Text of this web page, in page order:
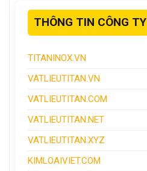
THÔNG TIN CÔNG TY
TITANINOX.VN
VATLIEUTITAN.VN
VATLIEUTITAN.COM
VATLIEUTITAN.NET
VATLIEUTITAN.XYZ
KIMLOAIVIET.COM